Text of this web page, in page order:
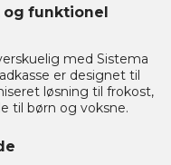
og funktionel
med Sistema
er designet til
løsning til frokost,
til børn og voksne.